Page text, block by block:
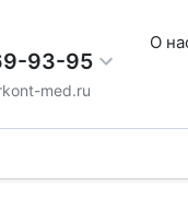
93-95
med.ru
О